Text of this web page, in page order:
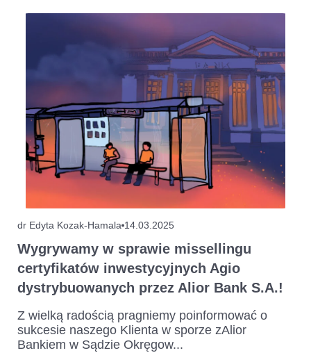
dr Edyta Kozak-Hamala 14.03.2025
Wygrywamy w sprawie missellingu
certyfikatów inwestycyjnych Agio
dystrybuowanych przez Alior Bank S.A.!
Z wielką radością pragniemy poinformować o
sukcesie naszego Klienta w sporze zAlior
Bankiem w Sądzie Okręgow...